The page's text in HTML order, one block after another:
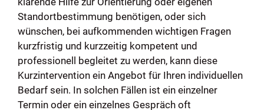
Standortbestimmung benötigen, oder sich
wünschen, bei aufkommenden wichtigen Fragen
kurzfristig und kurzzeitig kompetent und
professionell begleitet zu werden, kann diese
Kurzintervention ein Angebot für Ihren individuellen
Bedarf sein. In solchen Fällen ist ein einzelner
Termin oder ein einzelnes Gespräch oft